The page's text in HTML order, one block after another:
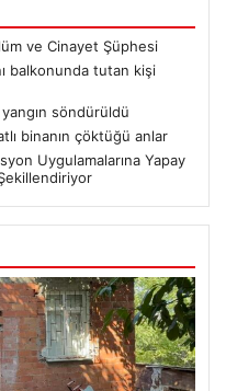
ve Cinayet Şüphesi
balkonunda tutan kişi
söndürüldü
binanın çöktüğü anlar
Uygulamalarına Yapay